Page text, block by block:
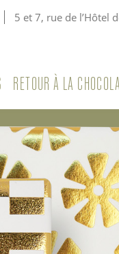
RETOUR À LA
5 et 7, rue de l’Hôtel